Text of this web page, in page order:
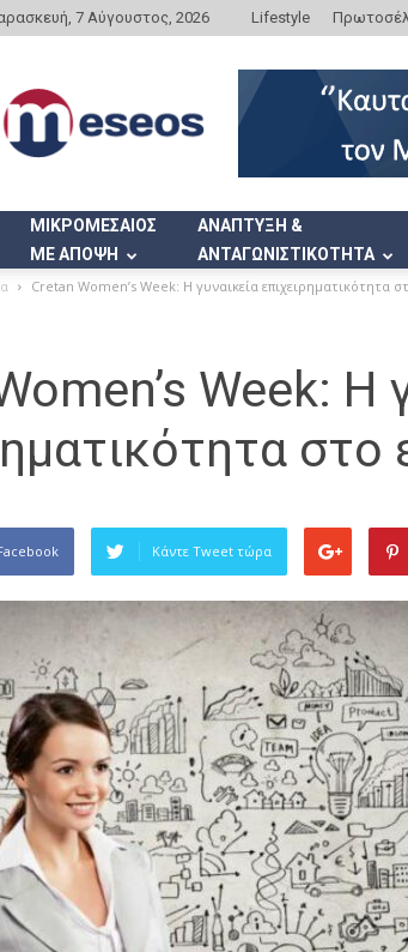
7 Αύγουστος, 2026 Lifestyle
ΜΙΚΡΟΜΕΣΑΙΟΣ
ΜΕ ΑΠΟΨΗ
ΑΝΑΠΤΥΞΗ &
ΑΝΤΑΓΩΝΙΣΤΙΚΟΤΗΤΑ
Cretan Women’s Week: Η γυναικεία επιχειρηματικότητα
Week: Η
στο
Κάντε Tweet τώρα